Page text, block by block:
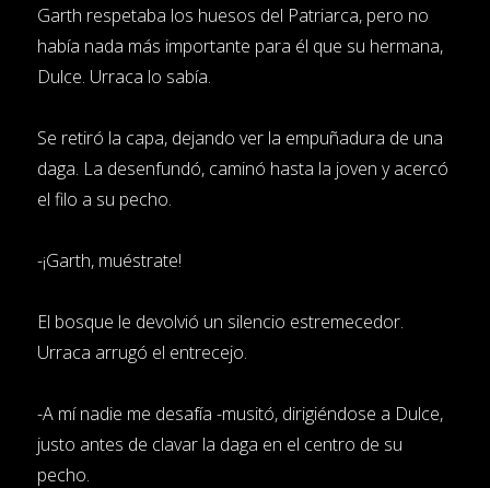
Garth respetaba los huesos del Patriarca, pero no
había nada más importante para él que su hermana,
Dulce. Urraca lo sabía.
Se retiró la capa, dejando ver la empuñadura de una
daga. La desenfundó, caminó hasta la joven y acercó
el filo a su pecho.
-¡Garth, muéstrate!
El bosque le devolvió un silencio estremecedor.
Urraca arrugó el entrecejo.
-A mí nadie me desafía -musitó, dirigiéndose a Dulce,
justo antes de clavar la daga en el centro de su
pecho.